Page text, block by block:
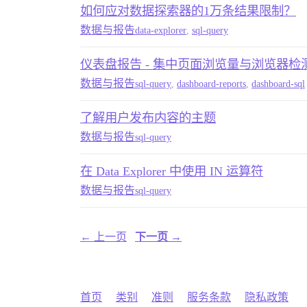
如何应对数据探索器的1万条结果限制？
数据与报告data-explorer sql-query
仪表盘报告 - 集中页面浏览量与浏览器检
数据与报告sql-query dashboard-reports dashboard-sql
了解用户发布内容的主题
数据与报告sql-query
在 Data Explorer 中使用 IN 运算符
数据与报告sql-query
← 上一页 下一页 →
首页 类别 准则 服务条款 隐私政策